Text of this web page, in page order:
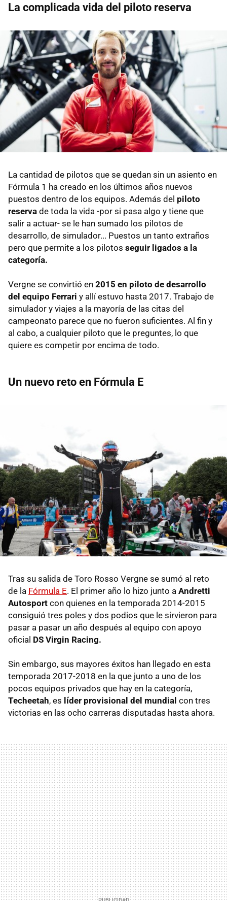
La complicada vida del piloto reserva
La cantidad de pilotos que se quedan sin un asiento en
Fórmula 1 ha creado en los últimos años nuevos
puestos dentro de los equipos. Además del piloto
reserva de toda la vida -por si pasa algo y tiene que
salir a actuar- se le han sumado los pilotos de
desarrollo, de simulador... Puestos un tanto extraños
pero que permite a los pilotos seguir ligados a la
categoría.
Vergne se convirtió en 2015 en piloto de desarrollo
del equipo Ferrari y allí estuvo hasta 2017. Trabajo de
simulador y viajes a la mayoría de las citas del
campeonato parece que no fueron suficientes. Al fin y
al cabo, a cualquier piloto que le preguntes, lo que
quiere es competir por encima de todo.
Un nuevo reto en Fórmula E
Tras su salida de Toro Rosso Vergne se sumó al reto
de la Fórmula E. El primer año lo hizo junto a Andretti
Autosport con quienes en la temporada 2014-2015
consiguió tres poles y dos podios que le sirvieron para
pasar a pasar un año después al equipo con apoyo
oficial DS Virgin Racing.
Sin embargo, sus mayores éxitos han llegado en esta
temporada 2017-2018 en la que junto a uno de los
pocos equipos privados que hay en la categoría,
Techeetah, es líder provisional del mundial con tres
victorias en las ocho carreras disputadas hasta ahora.